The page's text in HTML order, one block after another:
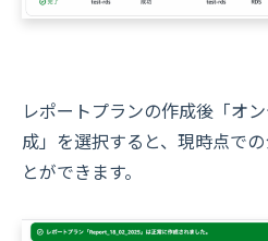
レポートプランの作成後「オ
成」を選択すると、現時点で
とができます。